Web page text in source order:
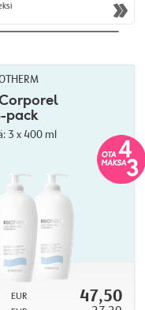
pack
3 x 400 ml
EUR 47,50